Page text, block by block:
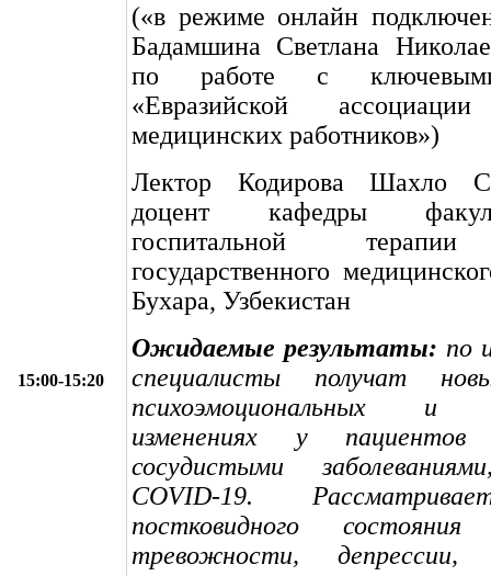
15:00-15:20
(«в режиме онлайн
Бадамшина Светлана
по работе с
«Евразийской
медицинских работников»)
Лектор Кодирова Шахло
доцент кафедры
госпитальной терапии
государственного
Бухара, Узбекистан
Ожидаемые результаты: по
специалисты получат
психоэмоциональных и
изменениях у
сосудистыми
COVID-19.
постковидного
тревожности,